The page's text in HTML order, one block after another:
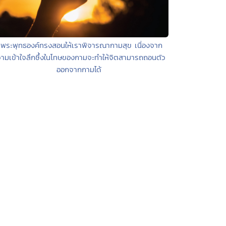
ระพุทธองค์ทรงสอนให้เราพิจารณากามสุข เนื่องจาก
มเข้าใจลึกซึ้งในโทษของกามจะทำให้จิตสามารถถอนตัว
ออกจากกามได้